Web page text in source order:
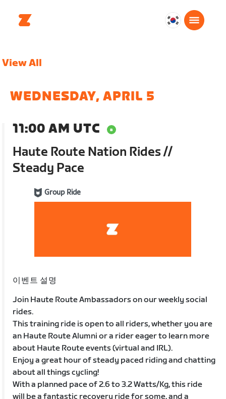
대
View All
WEDNESDAY, APRIL 5
11:00 AM UTC
Haute Route Nation Rides //
Steady Pace
Group Ride
이벤트 설명
Join Haute Route Ambassadors on our weekly social
rides.
This training ride is open to all riders, whether you are
an Haute Route Alumni or a rider eager to learn more
about Haute Route events (virtual and IRL).
Enjoy a great hour of steady paced riding and chatting
about all things cycling!
With a planned pace of 2.6 to 3.2 Watts/Kg, this ride
will be a fantastic recovery ride for some, and a